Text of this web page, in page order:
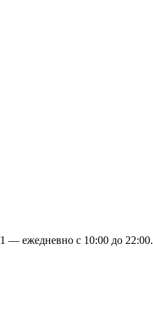
— ежедневно с 10:00 до 22:00.